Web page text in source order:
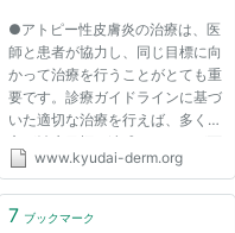
●アトピー性皮膚炎の治療は、医
師と患者が協力し、同じ目標に向
かって治療を行うことがとても重
要です。診療ガイドラインに基づ
いた適切な治療を行えば、多くの
方が治療目標を達成することが可
能です。本ページでは、アトピー
載しています。ぜひご一読くださ
www.kyudai-derm.org
7 ブックマーク